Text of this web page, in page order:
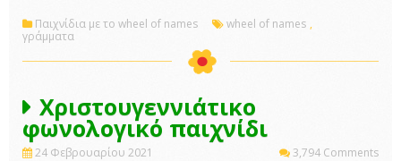
Παιχνίδια με το wheel of names wheel of names ,
γράμματα
Χριστουγεννιάτικο
φωνολογικό παιχνίδι
24 Φεβρουαρίου 2021 3,794 Comments